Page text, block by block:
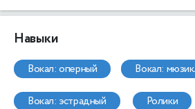
Навыки
вокал: оперный вокал:
вокал: эстрадный ролики